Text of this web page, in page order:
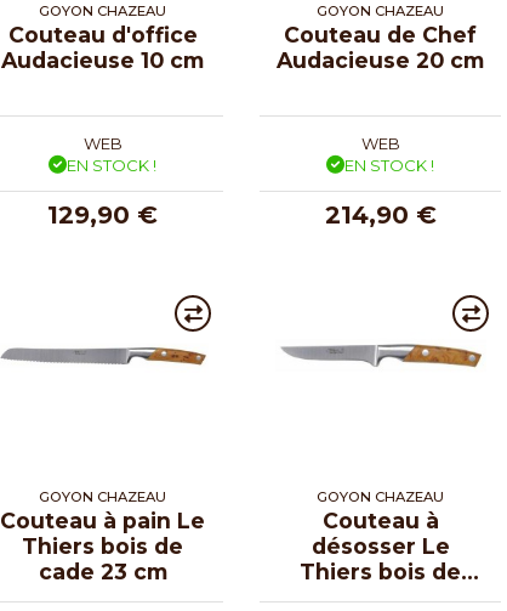
GOYON CHAZEAU
Couteau d'office
Audacieuse 10 cm
WEB
EN STOCK !
129,90 €
GOYON CHAZEAU
Couteau de Chef
Audacieuse 20 cm
WEB
EN STOCK !
214,90 €
GOYON CHAZEAU
Couteau à pain Le
Thiers bois de
cade 23 cm
GOYON CHAZEAU
Couteau à
désosser Le
Thiers bois de
cade 13 cm